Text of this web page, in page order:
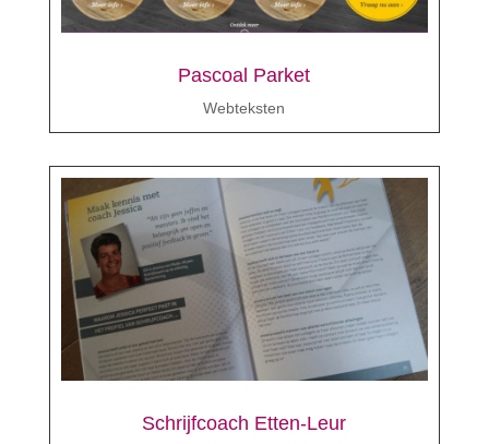
Pascoal Parket
Webteksten
Schrijfcoach Etten-Leur